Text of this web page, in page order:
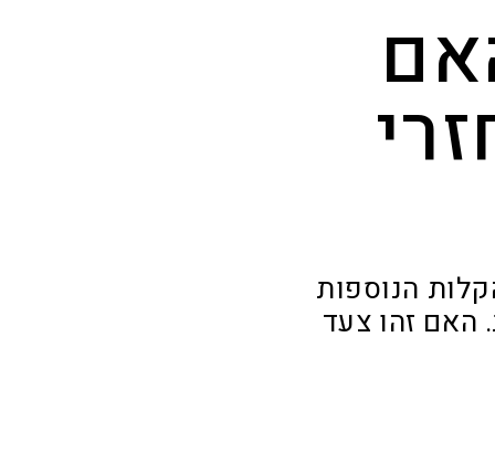
הנוספות
האם זהו צעד